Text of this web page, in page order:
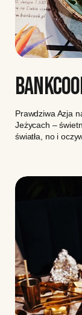
Prawdziwa Azja
Jeżycach –
światła, no i